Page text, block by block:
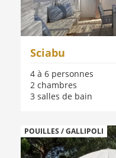
Sciabu
4 à 6 personnes
2 chambres
3 salles de bain
POUILLES / GALLIPOLI